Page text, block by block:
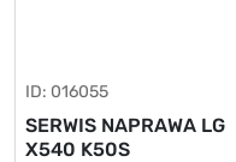
ID: 016055
SERWIS NAPRAWA LG
X540 K50S